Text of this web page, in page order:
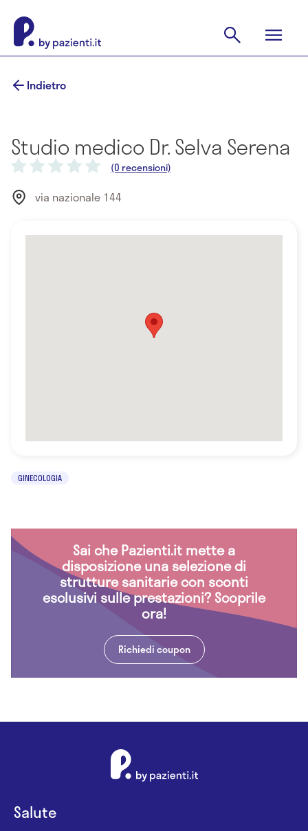
Indietro
Studio medico Dr. Selva Serena
(0 recensioni)
via nazionale 144
GINECOLOGIA
Sai che Pazienti.it mette a
disposizione una selezione di
strutture sanitarie con sconti
esclusivi sulle prestazioni? Scoprile
ora!
Richiedi coupon
Salute